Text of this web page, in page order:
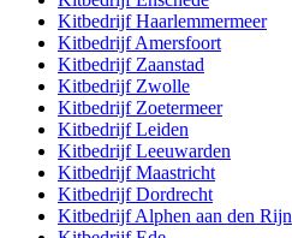
KitbedrijfHaarlemmermeer
KitbedrijfAmersfoort
Kitbedrijf Zaanstad
Kitbedrijf Zwolle
Kitbedrijf Zoetermeer
KitbedrijfLeiden
KitbedrijfLeeuwarden
KitbedrijfMaastricht
KitbedrijfDordrecht
KitbedrijfAlphen aan den Rijn